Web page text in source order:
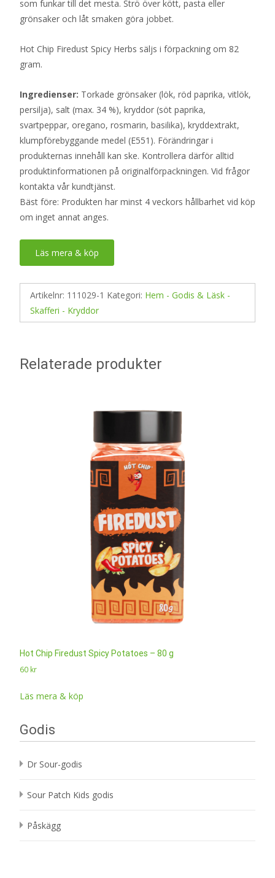
som funkar till det mesta. Strö över kött, pasta eller
grönsaker och låt smaken göra jobbet.
Hot Chip Firedust Spicy Herbs säljs i förpackning om 82
gram.
Ingredienser: Torkade grönsaker (lök, röd paprika, vitlök,
persilja), salt (max. 34 %), kryddor (söt paprika,
svartpeppar, oregano, rosmarin, basilika), kryddextrakt,
klumpförebyggande medel (E551). Förändringar i
produkternas innehåll kan ske. Kontrollera därför alltid
produktinformationen på originalförpackningen. Vid frågor
kontakta vår kundtjänst.
Bäst före: Produkten har minst 4 veckors hållbarhet vid köp
om inget annat anges.
Läs mera & köp
Artikelnr: 111029-1 Kategori: Hem - Godis & Läsk -
Skafferi - Kryddor
Relaterade produkter
Hot Chip Firedust Spicy Potatoes – 80 g
60 kr
Läs mera & köp
Godis
Dr Sour-godis
Sour Patch Kids godis
Påskägg